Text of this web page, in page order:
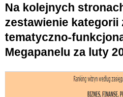
Na kolejnych
zestawienie kategorii
tematyczno-
Megapanelu za luty